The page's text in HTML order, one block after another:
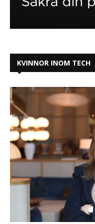
KVINNOR INOM TECH